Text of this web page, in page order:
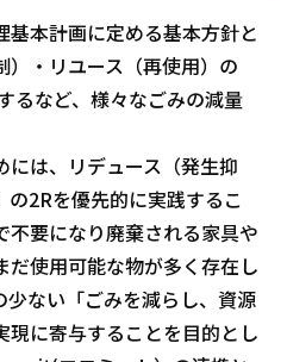
本計画に定める基本方針と
・リユース（再使用）の
るなど、様々なごみの減量
には、リデュース（発生抑
2Rを優先的に実践するこ
不要になり廃棄される家具や
だ使用可能な物が多く存在し
ない「ごみを減らし、資源
現に寄与することを目的とし